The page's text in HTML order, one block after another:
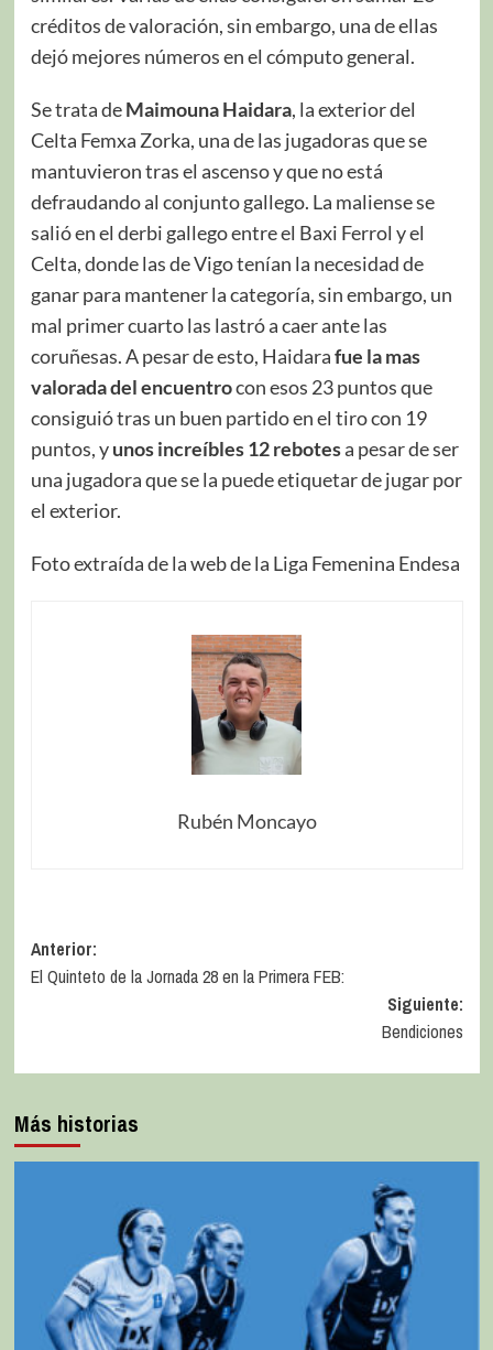
créditos de valoración, sin embargo, una de ellas
dejó mejores números en el cómputo general.
Se trata deMaimouna Haidara, la exterior del
Celta Femxa Zorka, una de las jugadoras que se
mantuvieron tras el ascenso y que no está
defraudando al conjunto gallego. La maliense se
salió en el derbi gallego entre el Baxi Ferrol y el
Celta, donde las de Vigo tenían la necesidad de
ganar para mantener la categoría, sin embargo, un
mal primer cuarto las lastró a caer ante las
coruñesas. A pesar de esto, Haidarafue la mas
valorada del encuentrocon esos 23 puntos que
consiguió tras un buen partido en el tiro con 19
puntos, yunos increíbles 12 rebotesa pesar de ser
una jugadora que se la puede etiquetar de jugar por
el exterior.
Foto extraída de la web de la Liga Femenina Endesa
Rubén Moncayo
Anterior:
El Quinteto de la Jornada 28 en la Primera FEB:
Siguiente:
Bendiciones
Más historias